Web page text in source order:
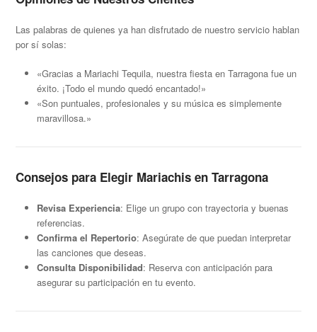
Las palabras de quienes ya han disfrutado de nuestro servicio hablan
por sí solas:
«Gracias a Mariachi Tequila, nuestra fiesta en Tarragona fue un
éxito. ¡Todo el mundo quedó encantado!»
«Son puntuales, profesionales y su música es simplemente
maravillosa.»
Consejos para Elegir Mariachis en Tarragona
Revisa Experiencia: Elige un grupo con trayectoria y buenas
referencias.
Confirma el Repertorio: Asegúrate de que puedan interpretar
las canciones que deseas.
Consulta Disponibilidad: Reserva con anticipación para
asegurar su participación en tu evento.